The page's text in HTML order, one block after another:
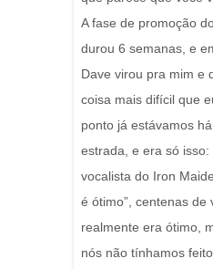
A fase de promoção
durou 6 semanas, e
Dave virou pra mim e
coisa mais difícil que
ponto já estávamos
estrada, e era só isso:
vocalista do Iron
é ótimo”, centenas de
realmente era ótimo,
nós não tínhamos